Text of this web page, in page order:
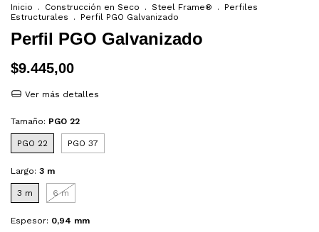
Inicio . Construcción en Seco . Steel Frame® .
Perfiles
Estructurales
. Perfil PGO Galvanizado
Perfil PGO Galvanizado
$9.445,00
Ver más detalles
Tamaño: PGO 22
PGO 22 PGO 37
Largo: 3 m
3 m 6 m
Espesor: 0,94 mm